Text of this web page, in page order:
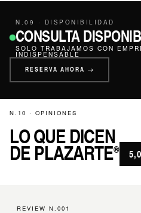
N.09 · DISPONIBILIDAD
CONSULTA
SOLO TRABAJAMOS CON
INDISPENSABLE
RESERVA AHORA →
N.10 · OPINIONES
LO QUE DICEN
DE PLAZARTE®
REVIEW N.001